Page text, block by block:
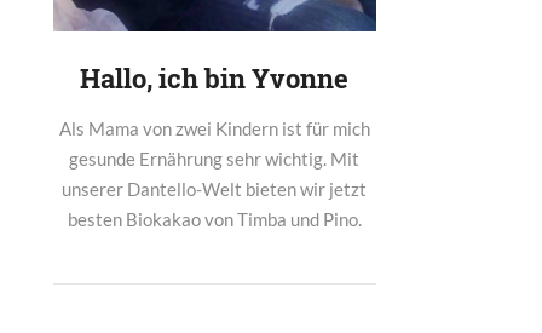
Hallo, ich bin Yvonne
Als Mama von zwei Kindern ist für mich
gesunde Ernährung sehr wichtig. Mit
unserer Dantello-Welt bieten wir jetzt
besten Biokakao von Timba und Pino.